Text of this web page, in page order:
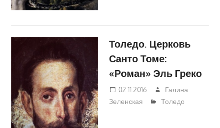
Толедо. Церковь
Санто Томе:
«Роман» Эль Греко
02.11.2016
Галина
Зеленская
Толедо